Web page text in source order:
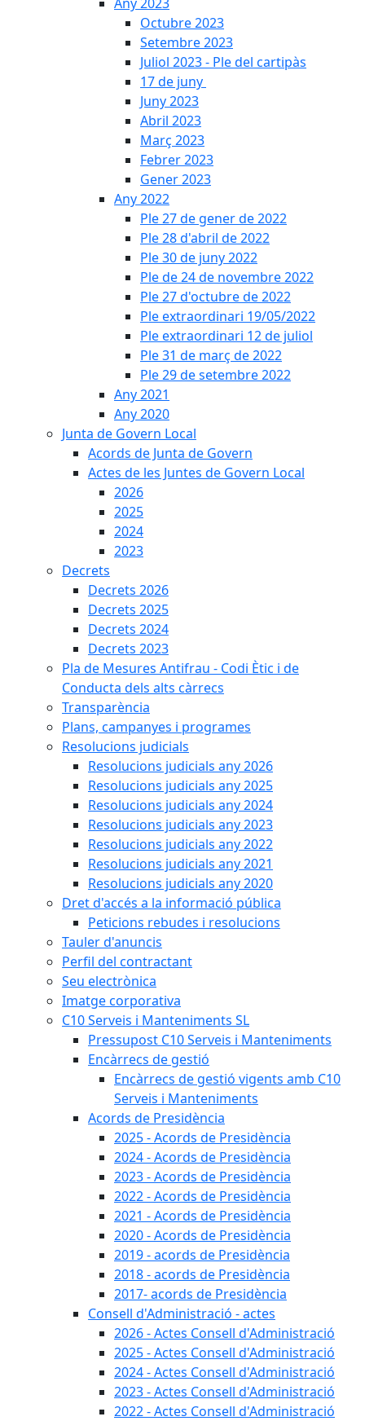
Octubre 2023
Setembre 2023
Juliol 2023 - Ple del cartipàs
17 de juny
Juny 2023
Abril 2023
Març 2023
Febrer 2023
Gener 2023
Any 2022
Ple 27 de gener de 2022
Ple 28 d'abril de 2022
Ple 30 de juny 2022
Ple de 24 de novembre 2022
Ple 27 d'octubre de 2022
Ple extraordinari 19/05/2022
Ple extraordinari 12 de juliol
Ple 31 de març de 2022
Ple 29 de setembre 2022
Any 2021
Any 2020
Junta de Govern Local
Acords de Junta de Govern
Actes de les Juntes de Govern Local
2026
2025
2024
2023
Decrets
Decrets 2026
Decrets 2025
Decrets 2024
Decrets 2023
Pla de Mesures Antifrau - Codi Ètic i de
Conducta dels alts càrrecs
Transparència
Plans, campanyes i programes
Resolucions judicials
Resolucions judicials any 2026
Resolucions judicials any 2025
Resolucions judicials any 2024
Resolucions judicials any 2023
Resolucions judicials any 2022
Resolucions judicials any 2021
Resolucions judicials any 2020
Dret d'accés a la informació pública
Peticions rebudes i resolucions
Tauler d'anuncis
Perfil del contractant
Seu electrònica
Imatge corporativa
C10 Serveis i Manteniments SL
Pressupost C10 Serveis i Manteniments
Encàrrecs de gestió
Encàrrecs de gestió vigents amb C10
Serveis i Manteniments
Acords de Presidència
2025 - Acords de Presidència
2024 - Acords de Presidència
2023 - Acords de Presidència
2022 - Acords de Presidència
2021 - Acords de Presidència
2020 - Acords de Presidència
2019 - acords de Presidència
2018 - acords de Presidència
2017- acords de Presidència
Consell d'Administració - actes
2026 - Actes Consell d'Administració
2025 - Actes Consell d'Administració
2024 - Actes Consell d'Administració
2023 - Actes Consell d'Administració
2022 - Actes Consell d'Administració